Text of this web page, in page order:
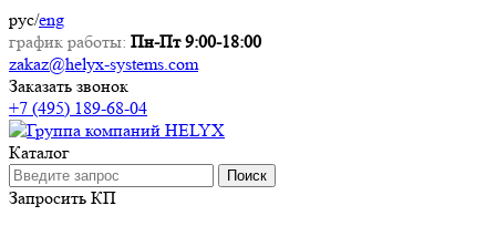
рус/eng
график работы: Пн-Пт 9:00-18:00
zakaz@helyx-systems.com
Заказать звонок
+7 (495) 189-68-04
Каталог
Поиск
Запросить КП